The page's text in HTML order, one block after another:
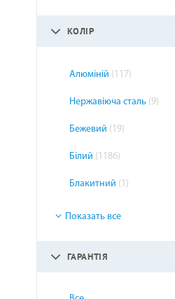
КОЛІР
Алюміній (117)
Нержавіюча сталь (9)
Бежевий (19)
Білий (1186)
Блакитний (1)
Показать все
ГАРАНТІЯ